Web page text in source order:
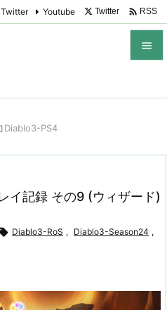

次へ
検索
Twitter Youtube Twitter  RSS
Diablo3-PS4
イ記録 その9 (ウィザード)
Diablo3-RoS , Diablo3-Season24 ,